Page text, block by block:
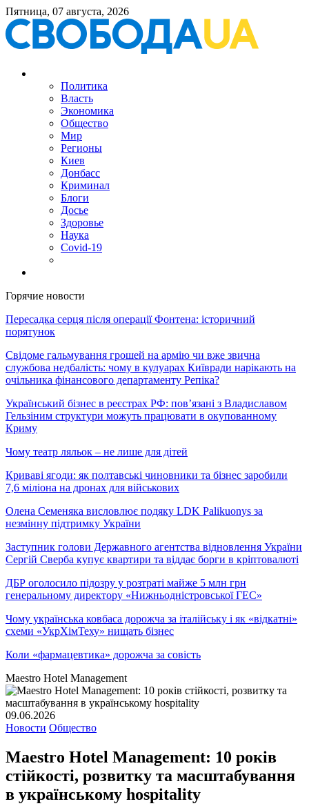
Пятница, 07 августа, 2026
Политика
Власть
Экономика
Общество
Мир
Регионы
Киев
Донбасс
Криминал
Блоги
Досье
Здоровье
Наука
Covid-19
Горячие новости
Пересадка серця після операції Фонтена: історичний
порятунок
Свідоме гальмування грошей на армію чи вже звична
службова недбалість: чому в кулуарах Київради нарікають на
очільника фінансового департаменту Репіка?
Український бізнес в реєстрах РФ: пов’язані з Владиславом
Гельзіним структури можуть працювати в окупованному
Криму
Чому театр ляльок – не лише для дітей
Криваві ягоди: як полтавські чиновники та бізнес заробили
7,6 міліона на дронах для військових
Олена Семеняка висловлює подяку LDK Palikuonys за
незмінну підтримку України
Заступник голови Державного агентства відновлення України
Сергій Сверба купує квартири та віддає борги в кріптовалюті
ДБР оголосило підозру у розтраті майже 5 млн грн
генеральному директору «Нижньодністровської ГЕС»
Чому українська ковбаса дорожча за італійську і як «відкатні»
схеми «УкрХімТеху» нищать бізнес
Коли «фармацевтика» дорожча за совість
Maestro Hotel Management
09.06.2026
Новости Общество
Maestro Hotel Management: 10 років
стійкості, розвитку та масштабування
в українському hospitality